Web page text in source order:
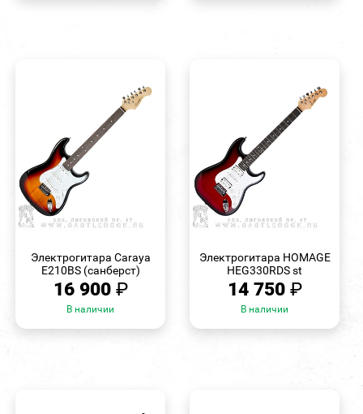
Электрогитара Caraya
E210BS (санберст)
16 900 ₽
В наличии
Электрогитара HOMAGE
HEG330RDS st
14 750 ₽
В наличии